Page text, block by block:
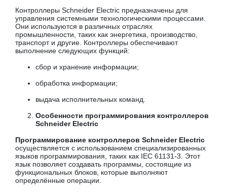
Контроллеры Schneider Electric предназначены для
управления системными технологическими процессами.
Они используются в различных отраслях
промышленности, таких как энергетика, производство,
транспорт и другие. Контроллеры обеспечивают
выполнение следующих функций:
сбор и хранение информации;
обработка информации;
выдача исполнительных команд.
Особенности программирования контроллеров
Schneider Electric
Программирование контроллеров Schneider Electric
осуществляется с использованием специализированных
языков программирования, таких как IEC 61131-3. Этот
язык позволяет создавать программы, состоящие из
функциональных блоков, которые выполняют
определённые операции.